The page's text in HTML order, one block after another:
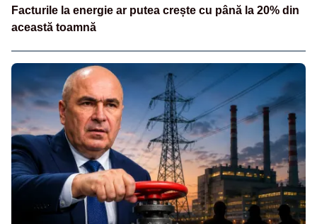
Facturile la energie ar putea crește cu până la 20% din
această toamnă